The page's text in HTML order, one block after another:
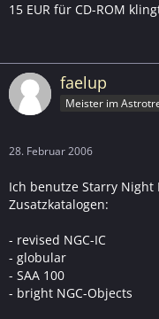
15 EUR für CD-ROM
faelup
Meister im
28. Februar 2006
Ich benutze Starry
Zusatzkatalogen:
- revised NGC-IC
- globular
- SAA 100
- bright NGC-Objects